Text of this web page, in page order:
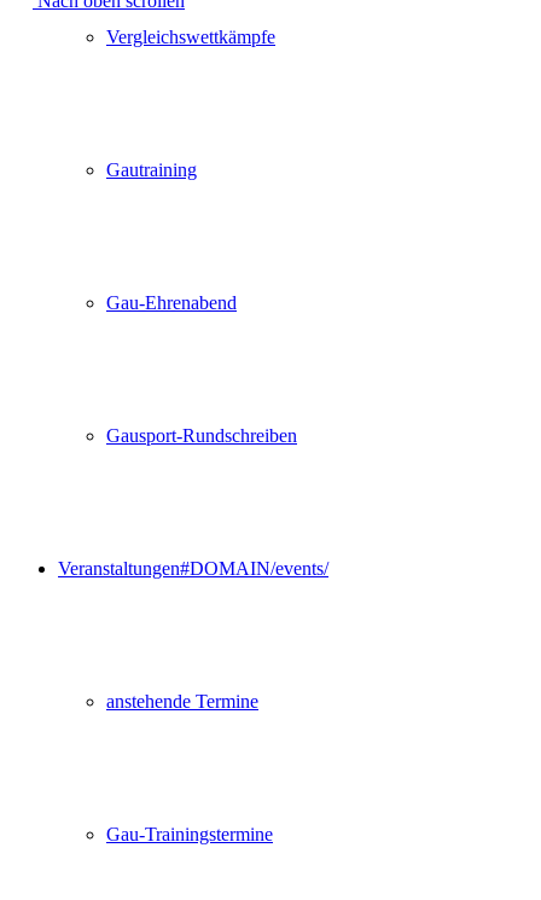
Vergleichswettkämpfe
Gautraining
Gau-Ehrenabend
Gausport-Rundschreiben
Veranstaltungen#DOMAIN/events/
anstehende Termine
Gau-Trainingstermine